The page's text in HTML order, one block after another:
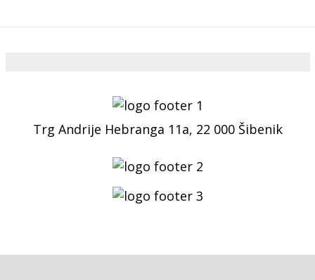
Trg Andrije Hebranga 11a, 22 000 Šibenik